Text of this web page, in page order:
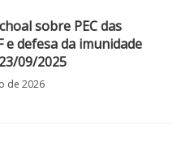
sobre PEC das
defesa da imunidade
09/2025
de 2026